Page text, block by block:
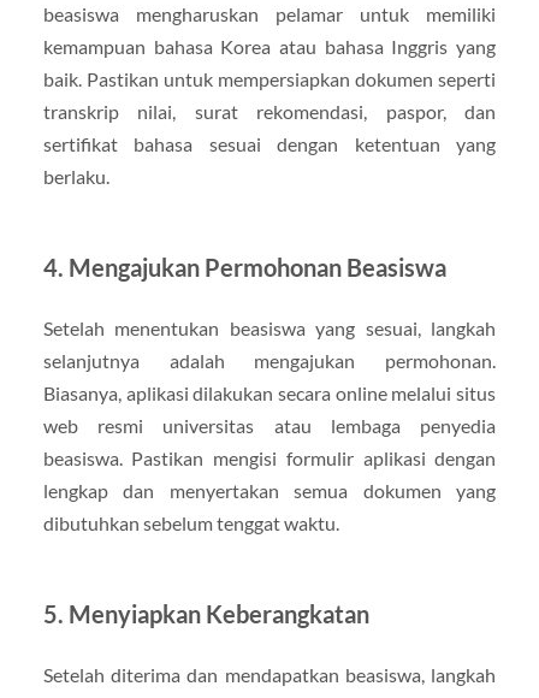
beasiswa mengharuskan pelamar untuk memiliki
kemampuan bahasa Korea atau bahasa Inggris yang
baik. Pastikan untuk mempersiapkan dokumen seperti
transkrip nilai, surat rekomendasi, paspor, dan
sertifikat bahasa sesuai dengan ketentuan yang
berlaku.
4. Mengajukan Permohonan Beasiswa
Setelah menentukan beasiswa yang sesuai, langkah
selanjutnya adalah mengajukan permohonan.
Biasanya, aplikasi dilakukan secara online melalui situs
web resmi universitas atau lembaga penyedia
beasiswa. Pastikan mengisi formulir aplikasi dengan
lengkap dan menyertakan semua dokumen yang
dibutuhkan sebelum tenggat waktu.
5. Menyiapkan Keberangkatan
Setelah diterima dan mendapatkan beasiswa, langkah